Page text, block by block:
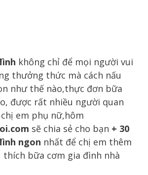
không chỉ để mọi người vui
thưởng thức mà cách nấu
như thế nào,thực đơn bữa
được rất nhiều người quan
em phụ nữ,hôm
sẽ chia sẻ cho bạn + 30
ngon nhất để chị em thêm
thích bữa cơm gia đình nhà